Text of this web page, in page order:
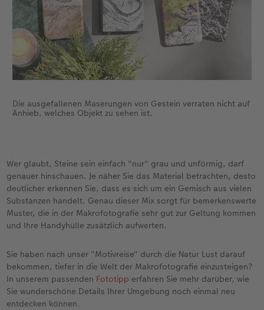
Die ausgefallenen Maserungen von Gestein verraten nicht auf
Anhieb, welches Objekt zu sehen ist.
Wer glaubt, Steine sein einfach "nur" grau und unförmig, darf
genauer hinschauen. Je näher Sie das Material betrachten, desto
deutlicher erkennen Sie, dass es sich um ein Gemisch aus vielen
Substanzen handelt. Genau dieser Mix sorgt für bemerkenswerte
Muster, die in der Makrofotografie sehr gut zur Geltung kommen
und Ihre Handyhülle zusätzlich aufwerten.
Sie haben nach unser "Motivreise" durch die Natur Lust darauf
bekommen, tiefer in die Welt der Makrofotografie einzusteigen?
In unserem passenden Fototipp erfahren Sie mehr darüber, wie
Sie wunderschöne Details Ihrer Umgebung noch einmal neu
entdecken können.